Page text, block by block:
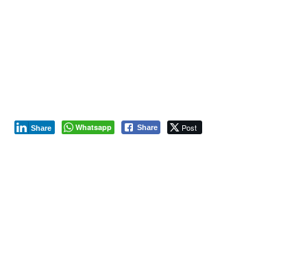
Whatsapp Share Post
Share